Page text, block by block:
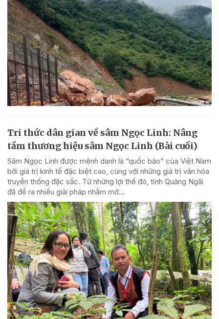
Tri thức dân gian về sâm Ngọc Linh: Nâng
tầm thương hiệu sâm Ngọc Linh (Bài cuối)
Sâm Ngọc Linh được mệnh danh là “quốc bảo” của Việt Nam
bởi giá trị kinh tế đặc biệt cao, cùng với những giá trị văn hóa
truyền thống đặc sắc. Từ những lợi thế đó, tỉnh Quảng Ngãi
đã đề ra nhiều giải pháp nhằm mở...